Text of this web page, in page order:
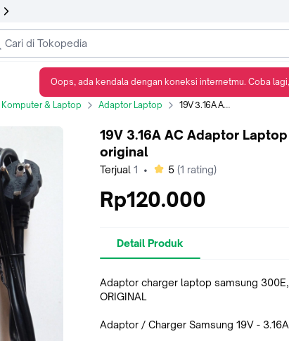
& Laptop Adaptor Laptop 19V 3.16A AC Adaptor Laptop 5.5*3.0 mm charger original
19V 3.16A AC Adaptor
original
Terjual 1 • bintang
5 (1 rating)
Rp120.000
Detail Produk
Adaptor charger laptop samsung
ORIGINAL
Adaptor / Charger Samsung 19V - 3.16A
Oops, ada kendala dengan koneksi internetmu. Coba